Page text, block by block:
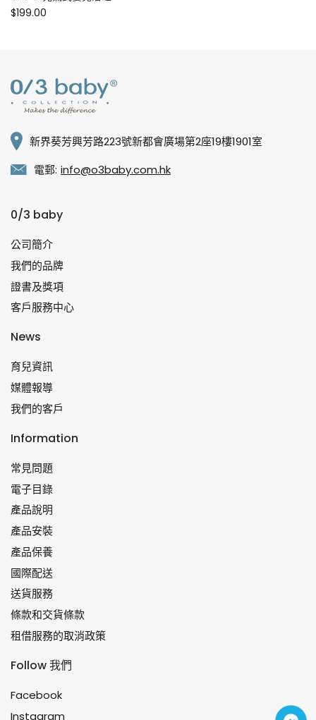
$199.00
新界葵芳興芳路223號新都會廣場第2座19樓1901室
電郵: info@o3baby.com.hk
0/3 baby
公司簡介
我們的品牌
證書及獎項
客戶服務中心
News
育兒資訊
媒體報導
我們的客戶
Information
常見問題
電子目錄
產品說明
產品安裝
產品保養
國際配送
送貨服務
條款和交貨條款
租借服務的取消政策
Follow 我們
Facebook
Instagram